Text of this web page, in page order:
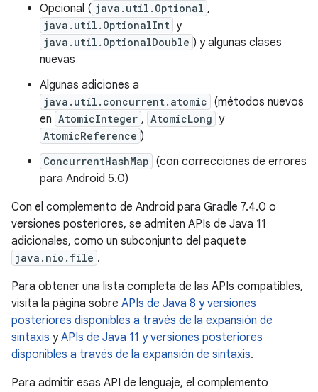
Opcional ( java.util.Optional ,
java.util.OptionalInt y
java.util.OptionalDouble ) y algunas clases
nuevas
Algunas adiciones a
java.util.concurrent.atomic (métodos nuevos
en AtomicInteger , AtomicLong y
AtomicReference )
ConcurrentHashMap (con correcciones de errores
para Android 5.0)
Con el complemento de Android para Gradle 7.4.0 o
versiones posteriores, se admiten APIs de Java 11
adicionales, como un subconjunto del paquete
java.nio.file .
Para obtener una lista completa de las APIs compatibles,
visita la página sobre APIs de Java 8 y versiones
posteriores disponibles a través de la expansión de
sintaxis yAPIs de Java 11 y versiones posteriores
disponibles a través de la expansión de sintaxis.
Para admitir esas API de lenguaje, el complemento